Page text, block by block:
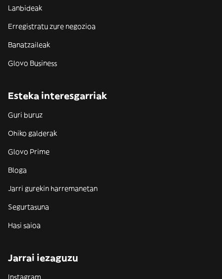
Lanbideak
Erregistratu zure negozioa
Banatzaileak
Glovo Business
Esteka interesgarriak
Guri buruz
Ohiko galderak
Glovo Prime
Bloga
Jarri gurekin harremanetan
Segurtasuna
Hasi saioa
Jarrai iezaguzu
Instagram